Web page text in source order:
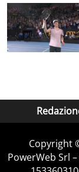
Copyright
PowerWeb Srl